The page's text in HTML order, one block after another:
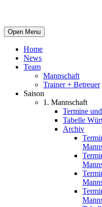
Open Menu
Home
News
Team
Mannschaft
Trainer + Betreuer
Saison
1. Mannschaft
Termine
Tabelle
Archiv